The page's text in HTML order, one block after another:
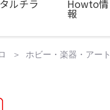
ルチラ Howto情
報
ホビー・楽器・アート